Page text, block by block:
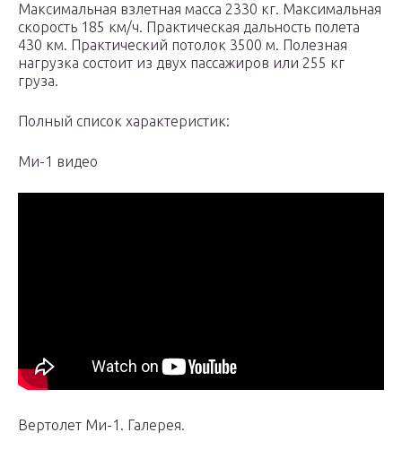
Максимальная взлетная масса 2330 кг. Максимальная
скорость 185 км/ч. Практическая дальность полета
430 км. Практический потолок 3500 м. Полезная
нагрузка состоит из двух пассажиров или 255 кг
груза.
Полный список характеристик:
Ми-1 видео
Вертолет Ми-1. Галерея.